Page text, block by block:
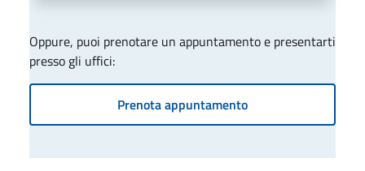
Oppure, puoi prenotare un appuntamento e presentarti
presso gli uffici:
Prenota appuntamento